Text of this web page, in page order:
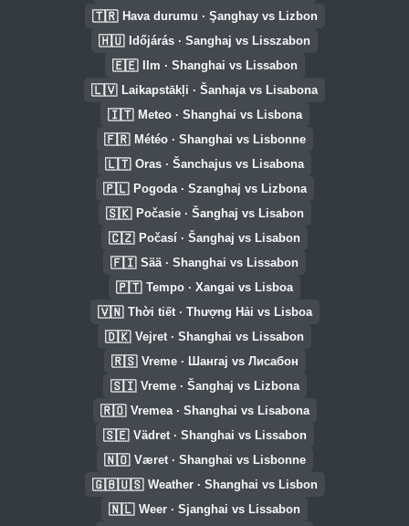
🇹🇷 Hava durumu · Şanghay vs Lizbon
🇭🇺 Időjárás · Sanghaj vs Lisszabon
🇪🇪 Ilm · Shanghai vs Lissabon
🇱🇻 Laikapstākļi · Šanhaja vs Lisabona
🇮🇹 Meteo · Shanghai vs Lisbona
🇫🇷 Météo · Shanghai vs Lisbonne
🇱🇹 Oras · Šanchajus vs Lisabona
🇵🇱 Pogoda · Szanghaj vs Lizbona
🇸🇰 Počasie · Šanghaj vs Lisabon
🇨🇿 Počasí · Šanghaj vs Lisabon
🇫🇮 Sää · Shanghai vs Lissabon
🇵🇹 Tempo · Xangai vs Lisboa
🇻🇳 Thời tiết · Thượng Hải vs Lisboa
🇩🇰 Vejret · Shanghai vs Lissabon
🇷🇸 Vreme · Шангај vs Лисабон
🇸🇮 Vreme · Šanghaj vs Lizbona
🇷🇴 Vremea · Shanghai vs Lisabona
🇸🇪 Vädret · Shanghai vs Lissabon
🇳🇴 Været · Shanghai vs Lisbonne
🇬🇧🇺🇸 Weather · Shanghai vs Lisbon
🇳🇱 Weer · Sjanghai vs Lissabon